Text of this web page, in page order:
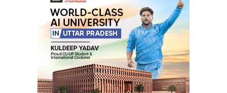
Your E-mail*
Submit Comment